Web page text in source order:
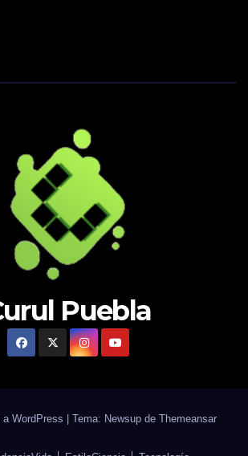
Puebla
a WordPress Tema: Newsup de Themeansar